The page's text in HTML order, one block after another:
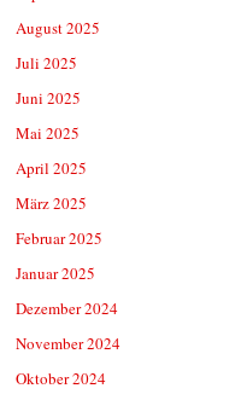
August 2025
Juli 2025
Juni 2025
Mai 2025
April 2025
März 2025
Februar 2025
Januar 2025
Dezember 2024
November 2024
Oktober 2024